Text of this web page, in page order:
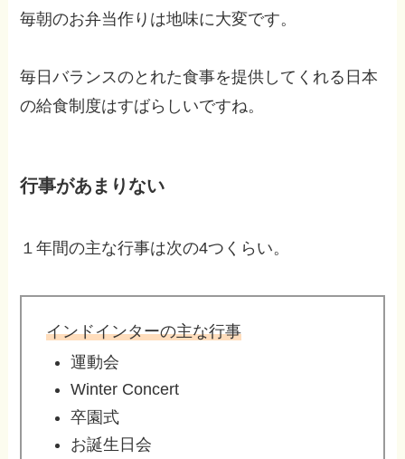
毎朝のお弁当作りは地味に大変です。
毎日バランスのとれた食事を提供してくれる日本
の給食制度はすばらしいですね。
行事があまりない
１年間の主な行事は次の4つくらい。
インドインターの主な行事
運動会
Winter Concert
卒園式
お誕生日会